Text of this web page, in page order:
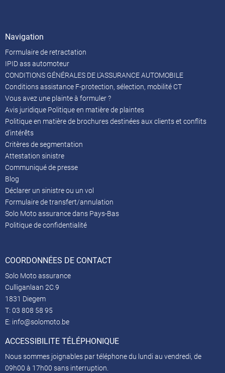
Navigation
Formulaire de retractation
IPID ass automoteur
CONDITIONS GÉNÉRALES DE L’ASSURANCE AUTOMOBILE
Conditions assistance F-protection, sélection, mobilité CT
Vous avez une plainte à formuler ?
Avis juridique Politique en matière de plaintes
Politique en matière de brochures destinées aux clients et conflits
d’intérêts
Critères de segmentation
Attestation sinistre
Communiqué de presse
Blog
Déclarer un sinistre ou un vol
Formulaire de transfert/annulation
Solo Moto assurance dans Pays-Bas
Politique de confidentialité
COORDONNÉES DE CONTACT
Solo Moto assurance
Culliganlaan 2C.9
1831 Diegem
T: 03 808 58 95
E: info@solomoto.be
ACCESSIBILITE TÉLÉPHONIQUE
Nous sommes joignables par téléphone du lundi au vendredi, de
09h00 à 17h00 sans interruption.